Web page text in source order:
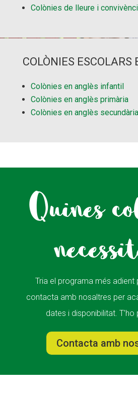
Colònies de lleure i
COLÒNIES ESCOLARS
Colònies en anglès infantil
Colònies en anglès primària
Colònies en anglès secundària
Quines
Tria el programa més adient
contacta amb nosaltres per
dates i disponibilitat.
Contacta amb